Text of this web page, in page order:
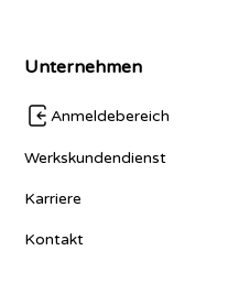
Unternehmen
Anmeldebereich
Werkskundendienst
Karriere
Kontakt